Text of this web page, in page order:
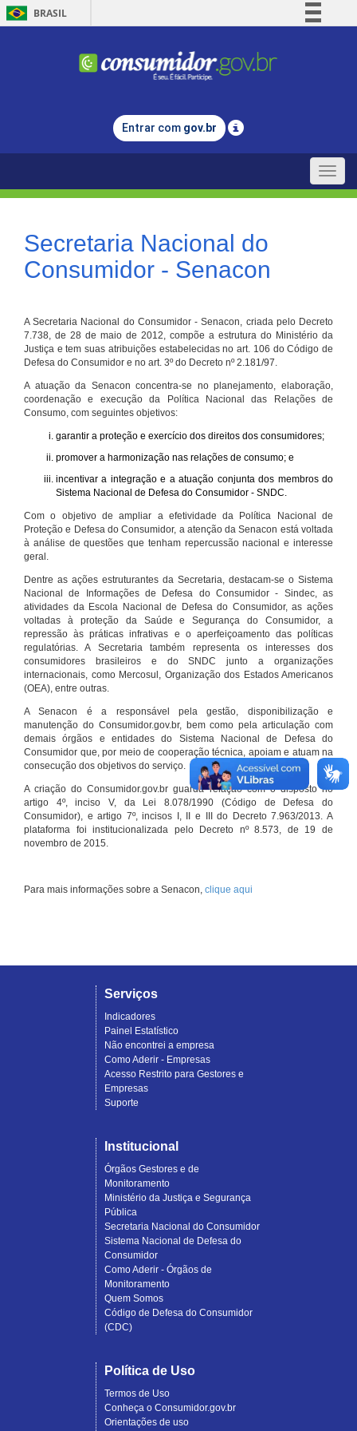
BRASIL
Comunica BR
Legislação
Entrar com gov.br
Toggle
Secretaria Nacional do
Consumidor - Senacon
A Secretaria Nacional do Consumidor - Senacon, criada pelo Decreto
7.738, de 28 de maio de 2012, compõe a estrutura do Ministério da
Justiça e tem suas atribuições estabelecidas no art. 106 do Código de
Defesa do Consumidor e no art. 3º do Decreto nº 2.181/97.
A atuação da Senacon concentra-se no planejamento, elaboração,
coordenação e execução da Política Nacional das Relações de
Consumo, com seguintes objetivos:
garantir a proteção e exercício dos direitos dos consumidores;
promover a harmonização nas relações de consumo; e
incentivar a integração e a atuação conjunta dos membros do
Sistema Nacional de Defesa do Consumidor - SNDC.
Com o objetivo de ampliar a efetividade da Política Nacional de
Proteção e Defesa do Consumidor, a atenção da Senacon está voltada
à análise de questões que tenham repercussão nacional e interesse
geral.
Dentre as ações estruturantes da Secretaria, destacam-se o Sistema
Nacional de Informações de Defesa do Consumidor - Sindec, as
atividades da Escola Nacional de Defesa do Consumidor, as ações
voltadas à proteção da Saúde e Segurança do Consumidor, a
repressão às práticas infrativas e o aperfeiçoamento das políticas
regulatórias. A Secretaria também representa os interesses dos
consumidores brasileiros e do SNDC junto a organizações
internacionais, como Mercosul, Organização dos Estados Americanos
(OEA), entre outras.
A Senacon é a responsável pela gestão, disponibilização e
manutenção do Consumidor.gov.br, bem como pela articulação com
demais órgãos e entidades do Sistema Nacional de Defesa do
Consumidor que, por meio de cooperação técnica, apoiam e atuam na
consecução dos objetivos do serviço.
A criação do Consumidor.gov.br guarda relação com o disposto no
artigo 4º, inciso V, da Lei 8.078/1990 (Código de Defesa do
Consumidor), e artigo 7º, incisos I, II e III do Decreto 7.963/2013. A
plataforma foi institucionalizada pelo Decreto nº 8.573, de 19 de
novembro de 2015.
Para mais informações sobre a Senacon, clique aqui
Serviços
Indicadores
Painel Estatístico
Não encontrei a empresa
Como Aderir - Empresas
Acesso Restrito para Gestores e
Empresas
Suporte
Institucional
Órgãos Gestores e de
Monitoramento
Ministério da Justiça e Segurança
Pública
Secretaria Nacional do Consumidor
Sistema Nacional de Defesa do
Consumidor
Como Aderir - Órgãos de
Monitoramento
Quem Somos
Código de Defesa do Consumidor
(CDC)
Política de Uso
Termos de Uso
Conheça o Consumidor.gov.br
Orientações de uso